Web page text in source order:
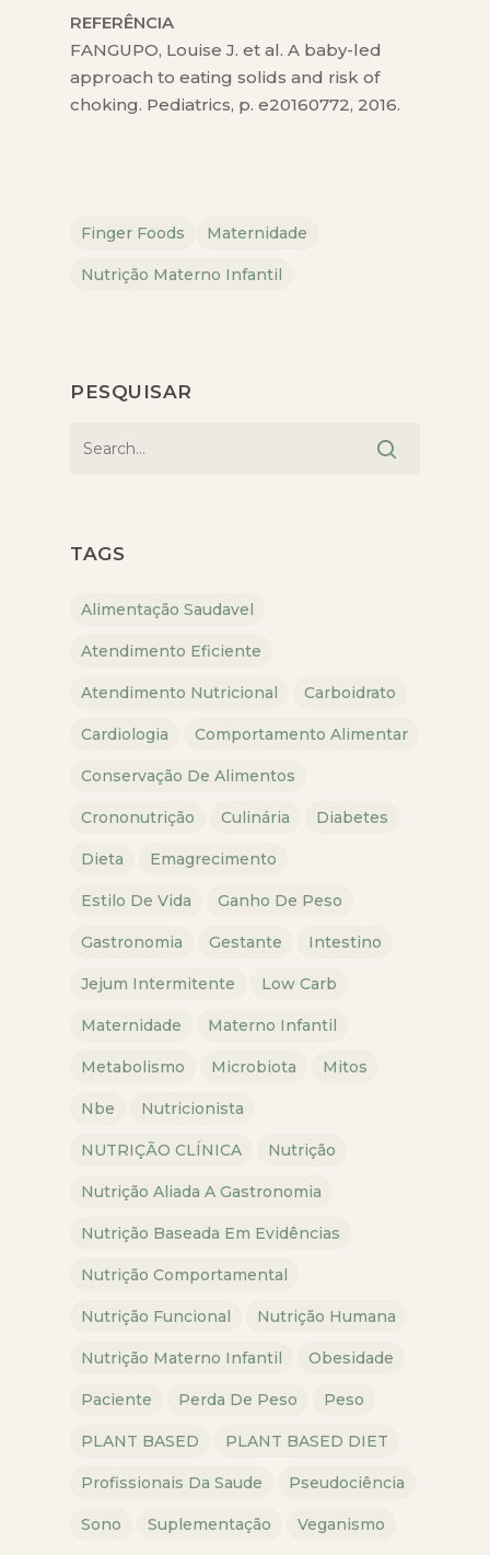
REFERÊNCIA
FANGUPO, Louise J. et al. A baby-led
approach to eating solids and risk of
choking. Pediatrics, p. e20160772, 2016.
Finger Foods Maternidade
Nutrição Materno Infantil
PESQUISAR
TAGS
Alimentação Saudavel
Atendimento Eficiente
Atendimento Nutricional Carboidrato
Cardiologia Comportamento Alimentar
Conservação De Alimentos
Crononutrição Culinária Diabetes
Dieta Emagrecimento
Estilo De Vida Ganho De Peso
Gastronomia Gestante Intestino
Jejum Intermitente Low Carb
Maternidade Materno Infantil
Metabolismo Microbiota Mitos
Nbe Nutricionista
NUTRIÇÃO CLÍNICA Nutrição
Nutrição Aliada A Gastronomia
Nutrição Baseada Em Evidências
Nutrição Comportamental
Nutrição Funcional Nutrição Humana
Nutrição Materno Infantil Obesidade
Paciente Perda De Peso Peso
PLANT BASED PLANT BASED DIET
Profissionais Da Saude Pseudociência
Sono Suplementação Veganismo